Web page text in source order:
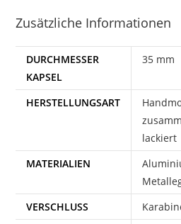
Zusätzliche Informationen
DURCHMESSER
KAPSEL
35 mm
HERSTELLUNGSART
lackiert
MATERIALIEN
VERSCHLUSS